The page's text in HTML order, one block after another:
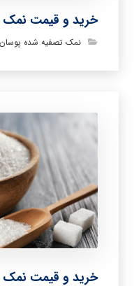
خرید و قیمت
نمک تصفیه شده پوسان
خرید و قیمت